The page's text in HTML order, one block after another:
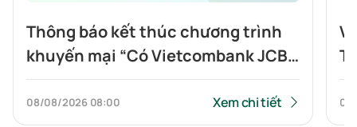
Thông báo kết thúc chương trình
khuyến mại “Có Vietcombank JCB,
Highlands nửa giá”
08/08/2026 08:00 Xem chi tiết